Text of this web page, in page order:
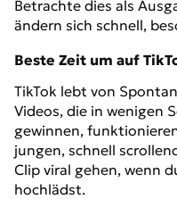
Betrachte dies als
ändern sich schnell,
Beste Zeit um auf
TikTok lebt von
Videos, die in wenigen
gewinnen,
jungen, schnell
Clip viral gehen, wenn
hochlädst.